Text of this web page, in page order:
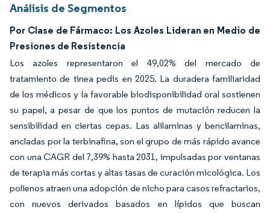
Análisis de Segmentos
Por Clase de Fármaco: Los Azoles Lideran en Medio de
Presiones de Resistencia
Los azoles representaron el 49,02% del mercado de
tratamiento de tinea pedis en 2025. La duradera familiaridad
de los médicos y la favorable biodisponibilidad oral sostienen
su papel, a pesar de que los puntos de mutación reducen la
sensibilidad en ciertas cepas. Las alilaminas y bencilaminas,
ancladas por la terbinafina, son el grupo de más rápido avance
con una CAGR del 7,39% hasta 2031, impulsadas por ventanas
de terapia más cortas y altas tasas de curación micológica. Los
polienos atraen una adopción de nicho para casos refractarios,
con nuevos derivados basados en lípidos que buscan